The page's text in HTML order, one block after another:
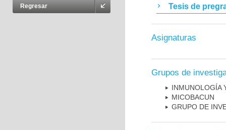
Regresar
Tesis de
Asignaturas
Grupos de
INMUNOLOGÍA
MICOBAC­UN
GRUPO DE